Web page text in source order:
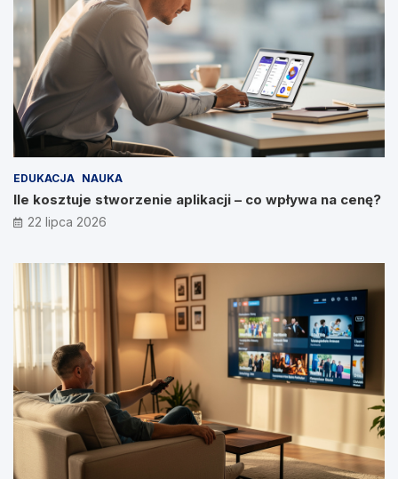
EDUKACJA NAUKA
Ile kosztuje stworzenie aplikacji – co wpływa na cenę?
22 lipca 2026